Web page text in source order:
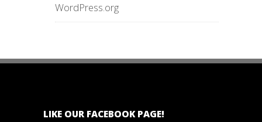
WordPress.org
LIKE OUR FACEBOOK PAGE!